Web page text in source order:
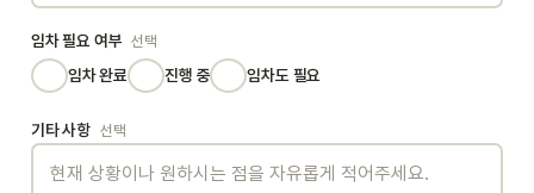
임차 필요 여부 선택
임차 완료 진행 중 임차도 필요
기타 사항 선택